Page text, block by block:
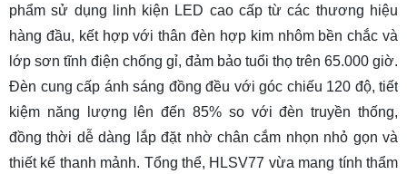
phẩm sử dụng linh kiện LED cao cấp từ các thương hiệu
hàng đầu, kết hợp với thân đèn hợp kim nhôm bền chắc và
lớp sơn tĩnh điện chống gỉ, đảm bảo tuổi thọ trên 65.000 giờ.
Đèn cung cấp ánh sáng đồng đều với góc chiếu 120 độ, tiết
kiệm năng lượng lên đến 85% so với đèn truyền thống,
đồng thời dễ dàng lắp đặt nhờ chân cắm nhọn nhỏ gọn và
thiết kế thanh mảnh. Tổng thể, HLSV77 vừa mang tính thẩm